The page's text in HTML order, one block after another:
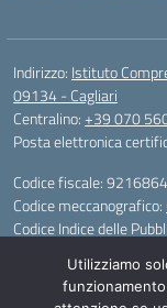
Indirizzo: Istituto
09134 - Cagliari
Centralino:+39 070
Posta elettronica
Codice fiscale:
Codice meccanografico:
Codice Indice delle
IBAN - IT 46 W
Utilizziamo